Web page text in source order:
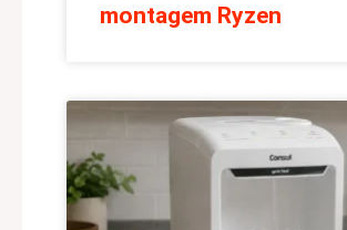
montagem Ryzen